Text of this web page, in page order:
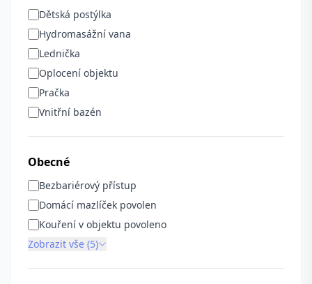
Dětská postýlka
Hydromasážní vana
Lednička
Oplocení objektu
Pračka
Vnitřní bazén
Obecné
Bezbariérový přístup
Domácí mazlíček povolen
Kouření v objektu povoleno
Zobrazit vše (5)